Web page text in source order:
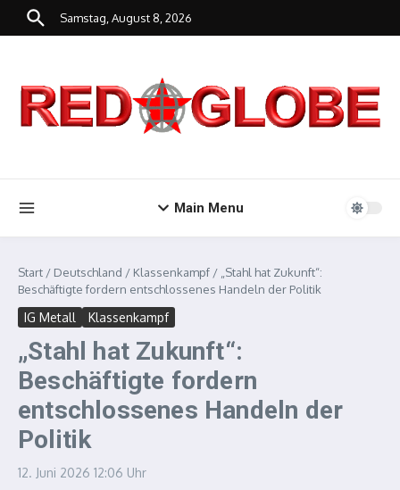
Zum Inhalt springen
Samstag, August 8, 2026
Main Menu
Start / Deutschland / Klassenkampf / „Stahl hat Zukunft“:
Beschäftigte fordern entschlossenes Handeln der Politik
IG Metall Klassenkampf
„Stahl hat Zukunft“:
Beschäftigte fordern
entschlossenes Handeln der
Politik
12. Juni 2026 12:06 Uhr